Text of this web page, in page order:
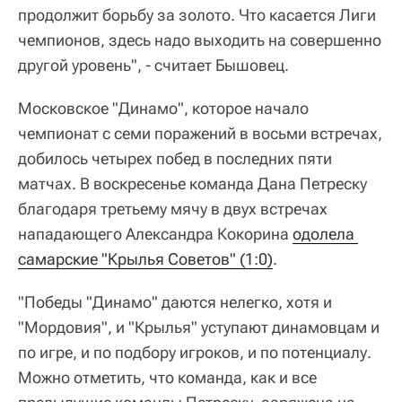
продолжит борьбу за золото. Что касается Лиги
чемпионов, здесь надо выходить на совершенно
другой уровень", - считает Бышовец.
Московское "Динамо", которое начало
чемпионат с семи поражений в восьми встречах,
добилось четырех побед в последних пяти
матчах. В воскресенье команда Дана Петреску
благодаря третьему мячу в двух встречах
нападающего Александра Кокорина одолела
самарские "Крылья Советов" (1:0).
"Победы "Динамо" даются нелегко, хотя и
"Мордовия", и "Крылья" уступают динамовцам и
по игре, и по подбору игроков, и по потенциалу.
Можно отметить, что команда, как и все